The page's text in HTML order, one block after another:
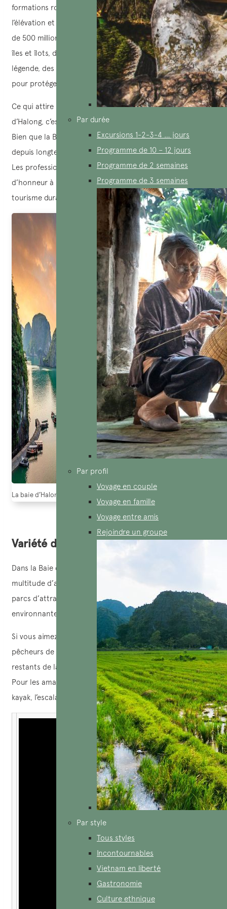
Par durée
Excursions 1-2-3-4 … jours
Programme de 10 – 12 jours
Programme de 2 semaines
Programme de 3 semaines
Par profil
Voyage en couple
Voyage en famille
Voyage entre amis
Rejoindre un groupe
Par style
Tous styles
Incontournables
Vietnam en liberté
Gastronomie
Culture ethnique
formations rocheuses spectaculaires sont le résultat de
l’élévation et du retrait des eaux marines sur une période
de 500 millions d’années. La Baie d’Halong comprend 1 600
îles et îlots, dont la plupart sont inhabités. Selon la
légende, des dragons auraient créé ces innombrables îles
pour protéger le Vietnam des envahisseurs.
Ce qui attire particulièrement les visiteurs à la baie
d’Halong, c’est l’atmosphère pure et paisible qui y règne.
Bien que la Baie d’Halong soit exploitée touristiquement
depuis longtemps, elle a su conserver sa beauté originelle.
Les professionnels du tourisme mettent un point
d’honneur à protéger l’environnement et à développer un
tourisme durable pour ce paradis insulaire.
La baie d’Halong
Variété d’activités d’exploration
Dans la Baie d’Halong, vous pouvez choisir parmi une
multitude d’activités de loisirs telles que la baignade, les
parcs d’attractions ou l’exploration de la nature
environnante.
Si vous aimez découvrir la culture locale, le village de
pêcheurs de Vạn Bội, l’un des cinq villages flottants
restants de la baie d’Halong, est une destination idéale.
Pour les amateurs d’aventures, des activités comme le
kayak, l’escalade et le vélo sont à essayer absolument.